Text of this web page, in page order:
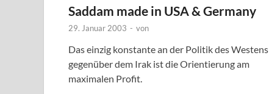
Saddam made in USA & Germany
29. Januar 2003 - von
Das einzig konstante an der Politik des Westens
gegenüber dem Irak ist die Orientierung am
maximalen Profit.